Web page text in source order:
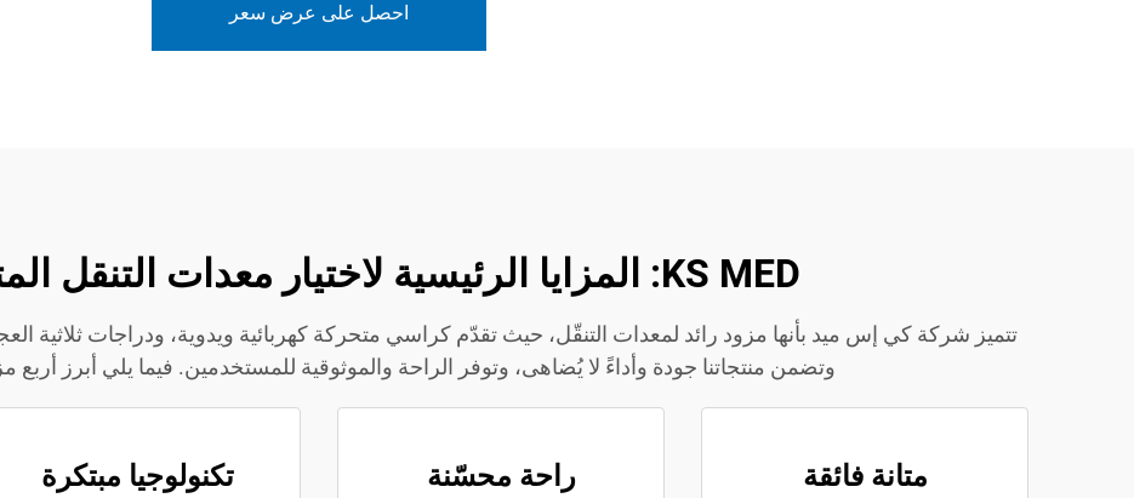
احصل على عرض سعر
KS MED: المزايا الرئيسية لاختيار معدات التنقل المتميزة لدينا
تتميز شركة كي إس ميد بأنها مزود رائد لمعدات التنقّل، حيث تقدّم كراسي متحركة كهربائية ويدوية، ودراجات ثلاثية
وتضمن منتجاتنا جودة وأداءً لا يُضاهى، وتوفر الراحة والموثوقية للمستخدمين. فيما يلي أبرز أربع
متانة فائقة راحة محسّنة تكنولوجيا مبتكرة